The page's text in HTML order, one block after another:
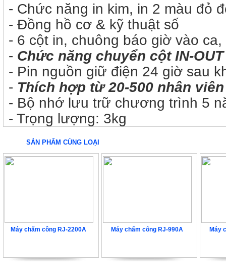
- Chức năng in kim, in 2 màu đỏ
- Đồng hồ cơ & kỹ thuật số
- 6 cột in, chuông báo giờ vào ca,
- Chức năng chuyển cột IN-
- Pin nguồn giữ điện 24 giờ sau
- Thích hợp từ 20-500 nhân viên
- Bộ nhớ lưu trữ chương trình 5
- Trọng lượng: 3kg
SẢN PHẨM CÙNG LOẠI
Máy chấm công RJ-2200A Máy chấm công RJ-990A Máy